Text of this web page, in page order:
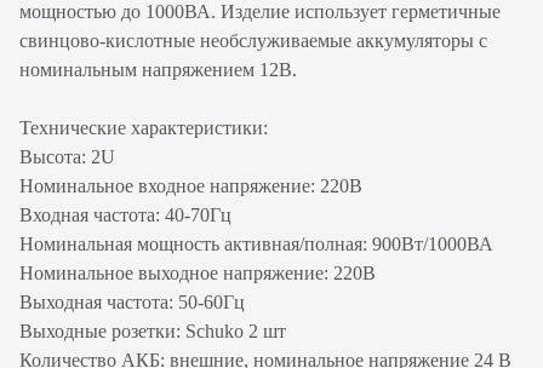
мощностью до 1000ВА. Изделие использует герметичные
свинцово-кислотные необслуживаемые аккумуляторы с
номинальным напряжением 12В.
Технические характеристики:
Высота: 2U
Номинальное входное напряжение: 220В
Входная частота: 40-70Гц
Номинальная мощность активная/полная: 900Вт/1000ВА
Номинальное выходное напряжение: 220В
Выходная частота: 50-60Гц
Выходные розетки: Schuko 2 шт
Количество АКБ: внешние, номинальное напряжение 24 В